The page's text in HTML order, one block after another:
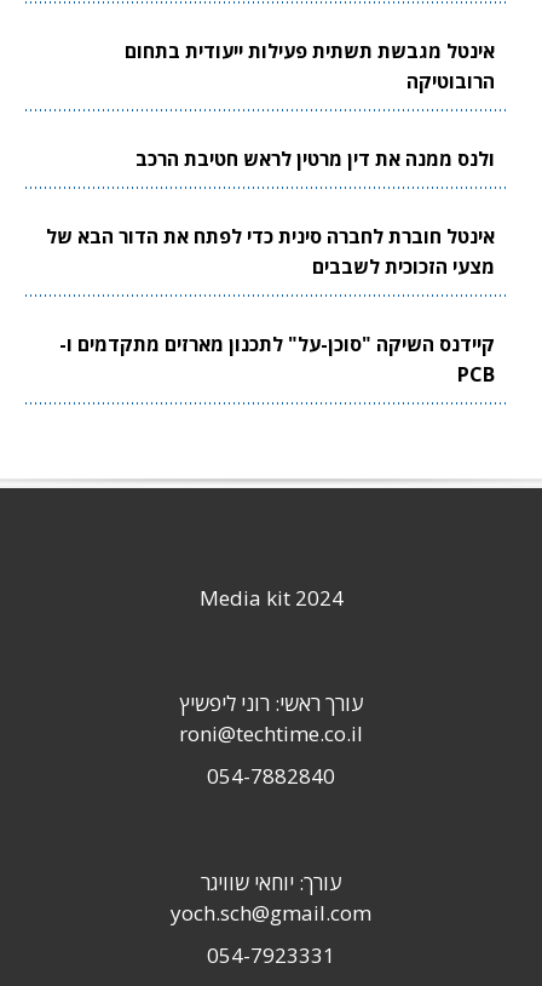
אינטל מגבשת תשתית פעילות ייעודית בתחום
הרובוטיקה
ולנס ממנה את דין מרטין לראש חטיבת הרכב
אינטל חוברת לחברה סינית כדי לפתח את הדור הבא של
מצעי הזכוכית לשבבים
קיידנס השיקה "סוכן-על" לתכנון מארזים מתקדמים ו-
PCB
Media kit 2024
עורך ראשי: רוני ליפשיץ
roni@techtime.co.il
054-7882840
עורך: יוחאי שוויגר
yoch.sch@gmail.com
054-7923331